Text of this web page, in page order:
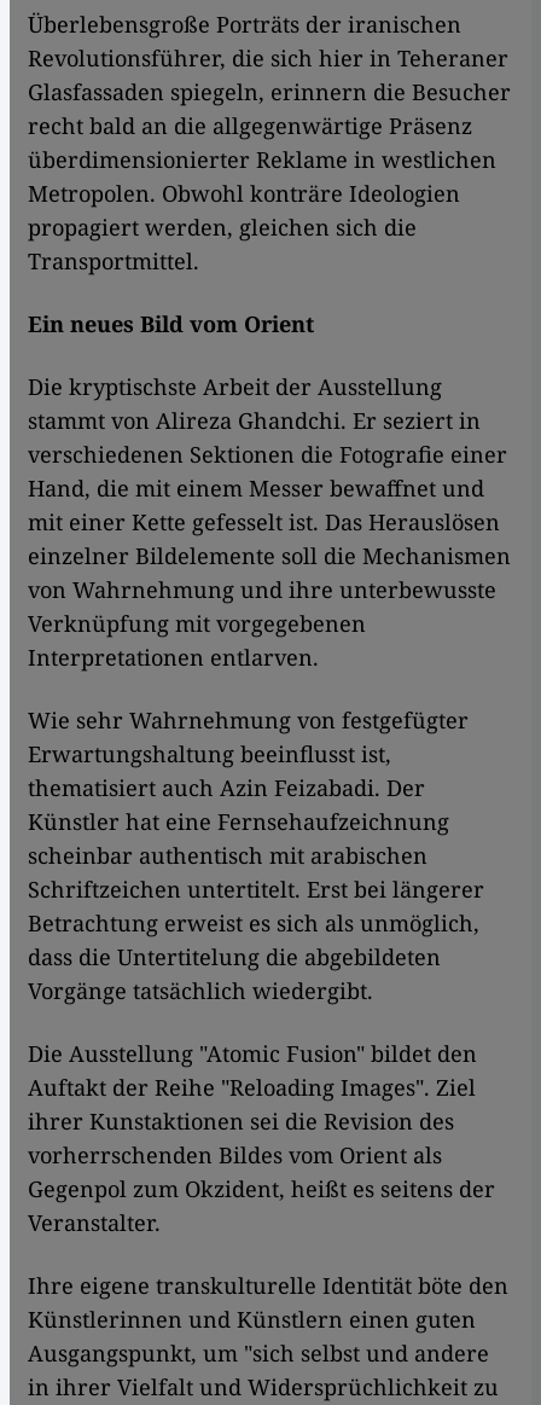
Überlebensgroße Porträts der iranischen
Revolutionsführer, die sich hier in Teheraner
Glasfassaden spiegeln, erinnern die Besucher
recht bald an die allgegenwärtige Präsenz
überdimensionierter Reklame in westlichen
Metropolen. Obwohl konträre Ideologien
propagiert werden, gleichen sich die
Transportmittel.
Ein neues Bild vom Orient
Die kryptischste Arbeit der Ausstellung
stammt von Alireza Ghandchi. Er seziert in
verschiedenen Sektionen die Fotografie einer
Hand, die mit einem Messer bewaffnet und
mit einer Kette gefesselt ist. Das Herauslösen
einzelner Bildelemente soll die Mechanismen
von Wahrnehmung und ihre unterbewusste
Verknüpfung mit vorgegebenen
Interpretationen entlarven.
Wie sehr Wahrnehmung von festgefügter
Erwartungshaltung beeinflusst ist,
thematisiert auch Azin Feizabadi. Der
Künstler hat eine Fernsehaufzeichnung
scheinbar authentisch mit arabischen
Schriftzeichen untertitelt. Erst bei längerer
Betrachtung erweist es sich als unmöglich,
dass die Untertitelung die abgebildeten
Vorgänge tatsächlich wiedergibt.
Die Ausstellung "Atomic Fusion" bildet den
Auftakt der Reihe "Reloading Images". Ziel
ihrer Kunstaktionen sei die Revision des
vorherrschenden Bildes vom Orient als
Gegenpol zum Okzident, heißt es seitens der
Veranstalter.
Ihre eigene transkulturelle Identität böte den
Künstlerinnen und Künstlern einen guten
Ausgangspunkt, um "sich selbst und andere
in ihrer Vielfalt und Widersprüchlichkeit zu